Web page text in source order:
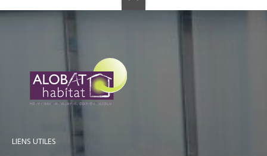
LIENS UTILES